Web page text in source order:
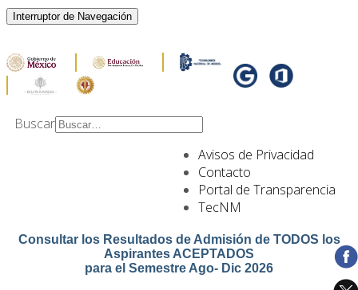
Interruptor de Navegación
Buscar
Avisos de Privacidad
Contacto
Portal de Transparencia
TecNM
Consultar los Resultados de Admisión de TODOS los
Aspirantes ACEPTADOS
para el Semestre Ago- Dic 2026